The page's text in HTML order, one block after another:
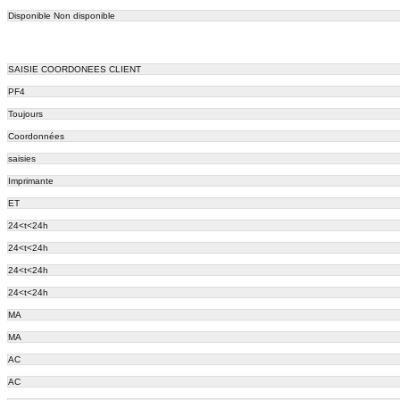
Disponible Non disponible
SAISIE COORDONEES CLIENT
PF4
Toujours
Coordonnées
saisies
Imprimante
ET
24<t<24h
24<t<24h
24<t<24h
24<t<24h
MA
MA
AC
AC